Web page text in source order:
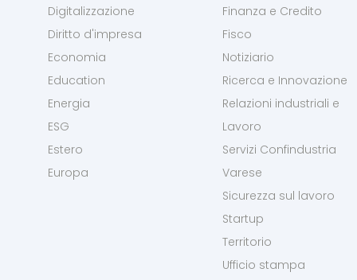
Digitalizzazione
Diritto d'impresa
Economia
Education
Energia
ESG
Estero
Europa
Finanza e Credito
Fisco
Notiziario
Ricerca e Innovazione
Relazioni industriali e
Lavoro
Servizi Confindustria
Varese
Sicurezza sul lavoro
Startup
Territorio
Ufficio stampa